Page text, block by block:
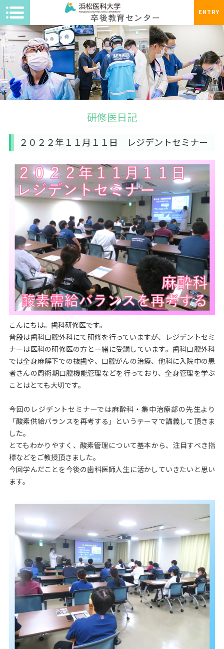
ENTRY
研修医日記
２０２２年１１月１１日 レジデントセミナー
こんにちは。歯科研修医です。
普段は歯科口腔外科にて研修を行っていますが、レジデントセミ
ナーは医科の研修医の方と一緒に受講しています。歯科口腔外科
では全身麻解下での抜歯や、口腔がんの治療、他科に入院中の患
者さんの周術期口腔機能管理などを行っており、全身管理を学ぶ
ことはとても大切です。
今回のレジデントセミナーでは麻酔科・集中治療部の先生より
「酸素供給バランスを再考する」というテーマで講義して頂きま
した。
とてもわかりやすく、酸素管理について基本から、注目すべき指
標などをご教授頂きました。
今回学んだことを今後の歯科医師人生に活かしていきたいと思い
ます。